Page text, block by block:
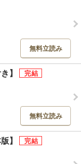
無料立読み
】
無料立読み
】